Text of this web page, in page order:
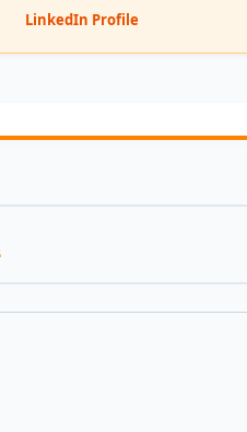
LinkedIn Profile